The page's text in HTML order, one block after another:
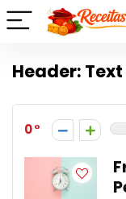
Header:
0